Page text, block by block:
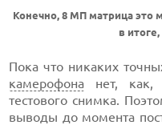
Конечно, 8 МП матрица это
в
Пока что никаких
камерофона нет, как,
тестового снимка.
выводы до момента